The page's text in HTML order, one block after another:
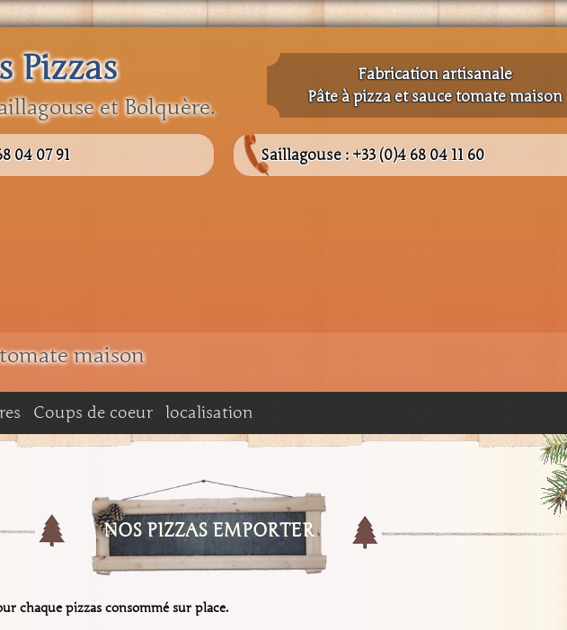
maison
Pizzas
et Bolquère.
Fabrication artisanale
Pâte à pizza et sauce tomate maison
Saillagouse :+33 (0)4 68 04 11 60
04 07 91
Pyrène
Coups de coeur
Fromagerie du Rialet
localisation
NOS PIZZAS EMPORTER
chaque pizzas consommé sur place.